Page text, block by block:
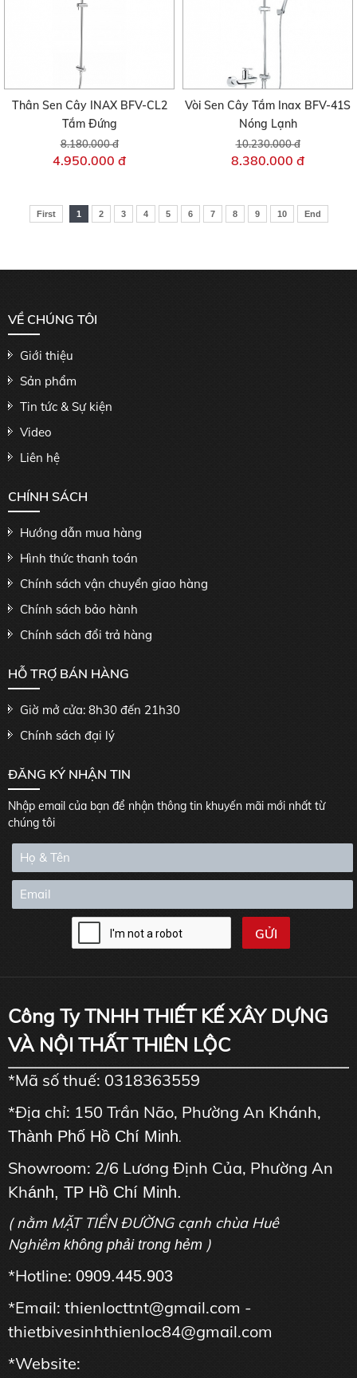
Thân Sen Cây INAX BFV-CL2
Tắm Đứng
8.180.000 đ
4.950.000 đ
Vòi Sen Cây Tắm Inax BFV-41S
Nóng Lạnh
10.230.000 đ
8.380.000 đ
First 1 2 3 4 5 6 7 8 9 10 End
VỀ CHÚNG TÔI
Giới thiệu
Sản phẩm
Tin tức & Sự kiện
Video
Liên hệ
CHÍNH SÁCH
Hướng dẫn mua hàng
Hình thức thanh toán
Chính sách vận chuyển giao hàng
Chính sách bảo hành
Chính sách đổi trả hàng
HỖ TRỢ BÁN HÀNG
Giờ mở cửa: 8h30 đến 21h30
Chính sách đại lý
ĐĂNG KÝ NHẬN TIN
Nhập email của bạn để nhận thông tin khuyến mãi mới nhất từ
chúng tôi
Công Ty TNHH THIẾT KẾ XÂY DỰNG
VÀ NỘI THẤT THIÊN LỘC
*Mã số thuế: 0318363559
*Địa chỉ: 150 Trần Não, Phường An Khánh,
Thành Phố Hồ Chí Minh.
Showroom: 2/6 Lương Định Của, Phường An
Khánh, TP Hồ Chí Minh.
( nằm MẶT TIỀN ĐƯỜNG cạnh chùa Huê
Nghiêm không phải trong hẻm )
*Hotline: 0909.445.903
*Email: thienlocttnt@gmail.com -
thietbivesinhthienloc84@gmail.com
*Website: